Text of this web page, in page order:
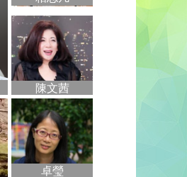
陳文茜
卓瑩